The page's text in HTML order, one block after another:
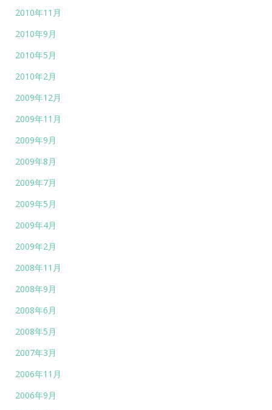
2010年11月
2010年9月
2010年5月
2010年2月
2009年12月
2009年11月
2009年9月
2009年8月
2009年7月
2009年5月
2009年4月
2009年2月
2008年11月
2008年9月
2008年6月
2008年5月
2007年3月
2006年11月
2006年9月